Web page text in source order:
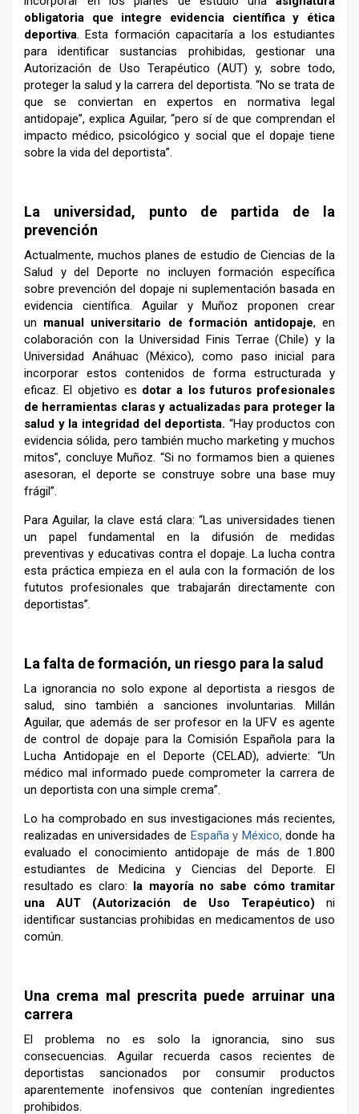
obligatoria que integre evidencia científica y ética
deportiva. Esta formación capacitaría a los estudiantes
para identificar sustancias prohibidas, gestionar una
Autorización de Uso Terapéutico (AUT) y, sobre todo,
proteger la salud y la carrera del deportista. “No se trata de
que se conviertan en expertos en normativa legal
antidopaje”, explica Aguilar, “pero sí de que comprendan el
impacto médico, psicológico y social que el dopaje tiene
sobre la vida del deportista”.
La universidad, punto de partida de la
prevención
Actualmente, muchos planes de estudio de Ciencias de la
Salud y del Deporte no incluyen formación específica
sobre prevención del dopaje ni suplementación basada en
evidencia científica. Aguilar y Muñoz proponen crear
un manual universitario de formación antidopaje, en
colaboración con la Universidad Finis Terrae (Chile) y la
Universidad Anáhuac (México), como paso inicial para
incorporar estos contenidos de forma estructurada y
eficaz. El objetivo es dotar a los futuros profesionales
de herramientas claras y actualizadas para proteger la
salud y la integridad del deportista. “Hay productos con
evidencia sólida, pero también mucho marketing y muchos
mitos”, concluye Muñoz. “Si no formamos bien a quienes
asesoran, el deporte se construye sobre una base muy
frágil”.
Para Aguilar, la clave está clara: “Las universidades tienen
un papel fundamental en la difusión de medidas
preventivas y educativas contra el dopaje. La lucha contra
esta práctica empieza en el aula con la formación de los
fututos profesionales que trabajarán directamente con
deportistas”.
La falta de formación, un riesgo para la salud
La ignorancia no solo expone al deportista a riesgos de
salud, sino también a sanciones involuntarias. Millán
Aguilar, que además de ser profesor en la UFV es agente
de control de dopaje para la Comisión Española para la
Lucha Antidopaje en el Deporte (CELAD), advierte: “Un
médico mal informado puede comprometer la carrera de
un deportista con una simple crema”.
Lo ha comprobado en sus investigaciones más recientes,
realizadas en universidades de Españay México,donde ha
evaluado el conocimiento antidopaje de más de 1.800
estudiantes de Medicina y Ciencias del Deporte. El
resultado es claro: la mayoría no sabe cómo tramitar
una AUT (Autorización de Uso Terapéutico) ni
identificar sustancias prohibidas en medicamentos de uso
común.
Una crema mal prescrita puede arruinar una
carrera
El problema no es solo la ignorancia, sino sus
consecuencias. Aguilar recuerda casos recientes de
deportistas sancionados por consumir productos
aparentemente inofensivos que contenían ingredientes
prohibidos.